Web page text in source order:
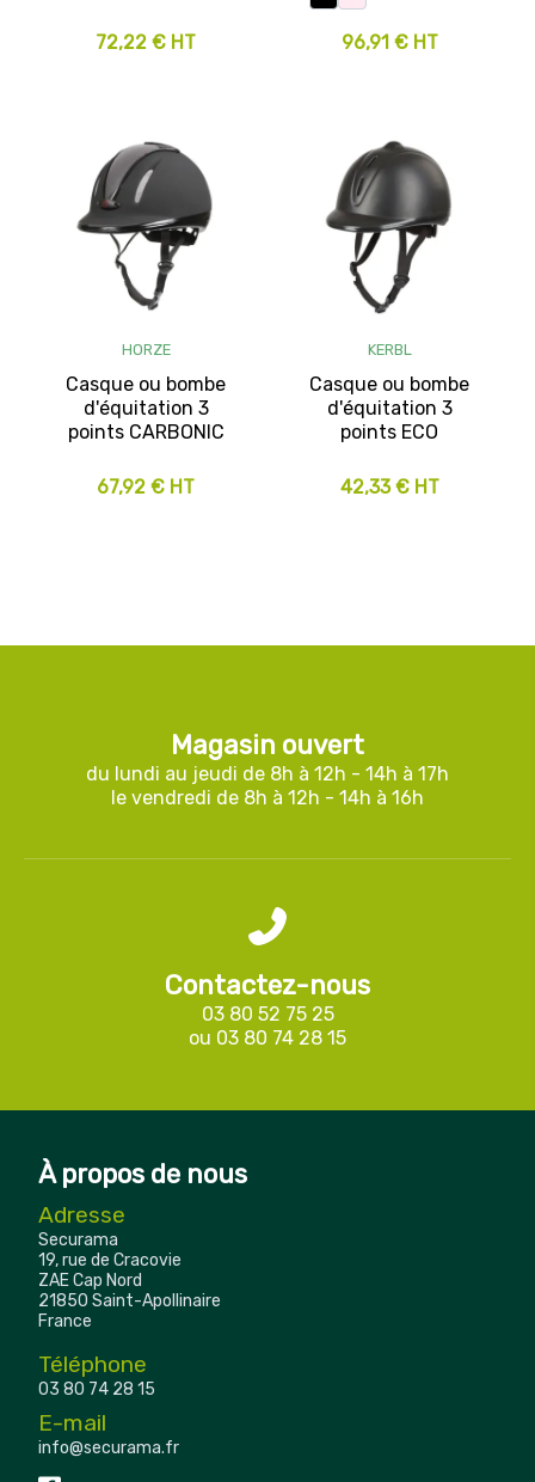
72,22 € HT 96,91 € HT
HORZE
Casque ou bombe
d'équitation 3
points CARBONIC
67,92 € HT
KERBL
Casque ou bombe
d'équitation 3
points ECO
42,33 € HT
Magasin ouvert
du lundi au jeudi de 8h à 12h - 14h à 17h
le vendredi de 8h à 12h - 14h à 16h
Contactez-nous
03 80 52 75 25
ou 03 80 74 28 15
À propos de nous
Adresse
Securama
19, rue de Cracovie
ZAE Cap Nord
21850 Saint-Apollinaire
France
Téléphone
03 80 74 28 15
E-mail
info@securama.fr